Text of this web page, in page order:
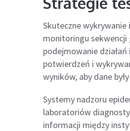
Skuteczne
monitoringu
podejmowanie
potwierdzeń i
wyników, aby dane
Systemy nadzoru
laboratoriów
informacji między